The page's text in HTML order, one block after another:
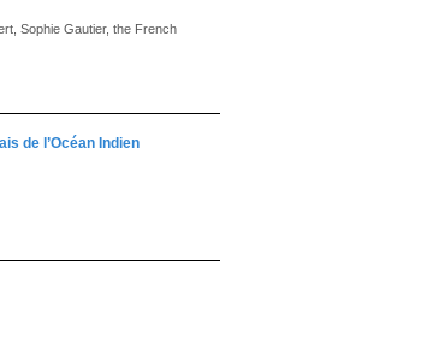
Sophie Gautier, the French
de l’Océan Indien